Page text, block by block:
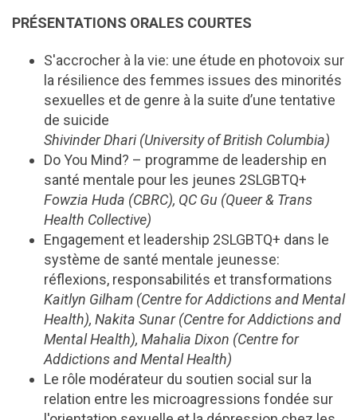
PRÉSENTATIONS ORALES COURTES
S'accrocher à la vie: une étude en photovoix sur
la résilience des femmes issues des minorités
sexuelles et de genre à la suite d’une tentative
de suicide
Shivinder Dhari (University of British Columbia)
Do You Mind? – programme de leadership en
santé mentale pour les jeunes 2SLGBTQ+
Fowzia Huda (CBRC), QC Gu (Queer & Trans
Health Collective)
Engagement et leadership 2SLGBTQ+ dans le
système de santé mentale jeunesse:
réflexions, responsabilités et transformations
Kaitlyn Gilham (Centre for Addictions and Mental
Health), Nakita Sunar (Centre for Addictions and
Mental Health), Mahalia Dixon (Centre for
Addictions and Mental Health)
Le rôle modérateur du soutien social sur la
relation entre les microagressions fondée sur